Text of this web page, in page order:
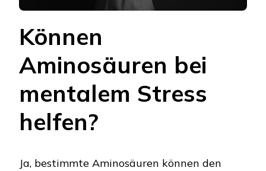
Können
Aminosäuren bei
mentalem Stress
helfen?
Ja, bestimmte Aminosäuren können den